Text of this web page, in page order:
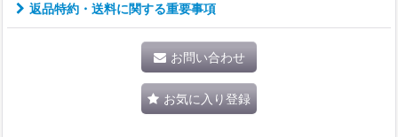
返品特約・送料に関する重要事項
お問い合わせ
お気に入り登録